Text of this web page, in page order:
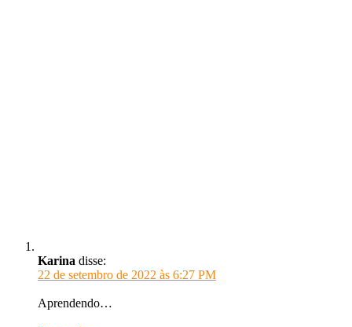
Karina disse:
22 de setembro de 2022 às 6:27 PM
Aprendendo…